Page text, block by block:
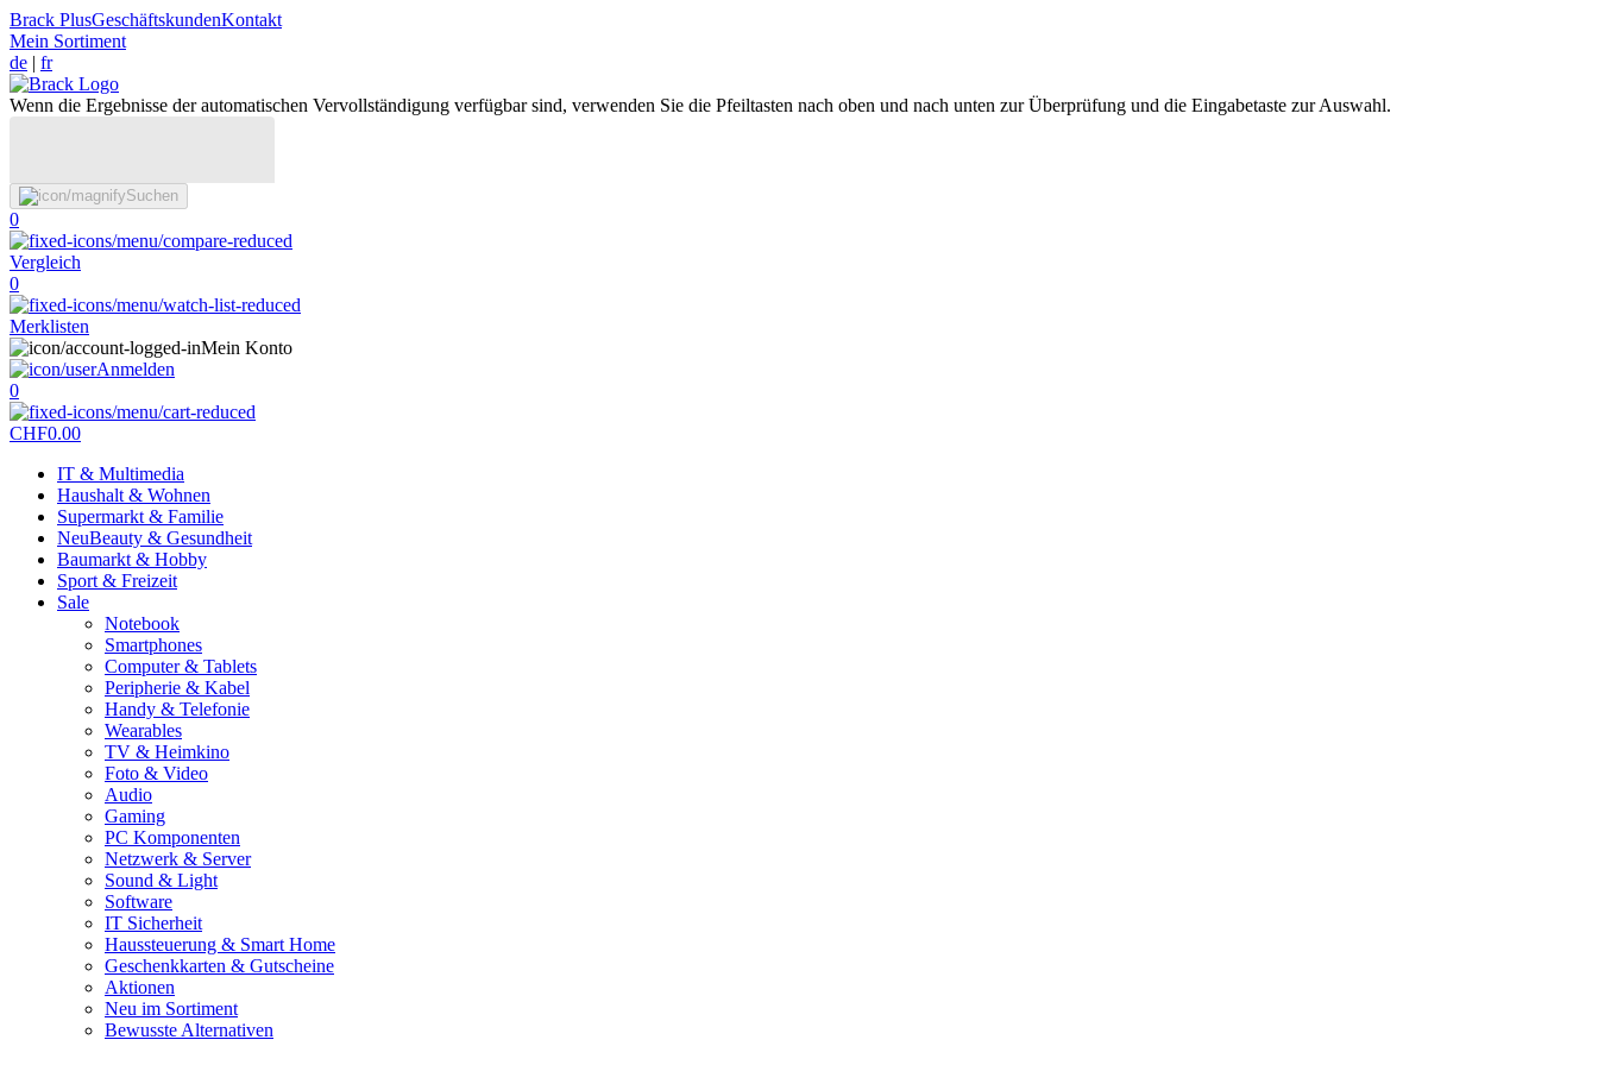
Brack PlusGeschäftskundenKontakt
Mein Sortiment
de | fr
Wenn die Ergebnisse der automatischen Vervollständigung verfügbar sind, verwenden Sie die Pfeiltasten nach oben und nach unten zur Überprüfung und die Eingabetaste zur Auswahl.
Suchen
0
Vergleich
0
Merklisten
Mein Konto
Anmelden
0
CHF0.00
IT & Multimedia
Haushalt & Wohnen
Supermarkt & Familie
NeuBeauty & Gesundheit
Baumarkt & Hobby
Sport & Freizeit
Sale
Notebook
Smartphones
Computer & Tablets
Peripherie & Kabel
Handy & Telefonie
Wearables
TV & Heimkino
Foto & Video
Audio
Gaming
PC Komponenten
Netzwerk & Server
Sound & Light
Software
IT Sicherheit
Haussteuerung & Smart Home
Geschenkkarten & Gutscheine
Aktionen
Neu im Sortiment
Bewusste Alternativen